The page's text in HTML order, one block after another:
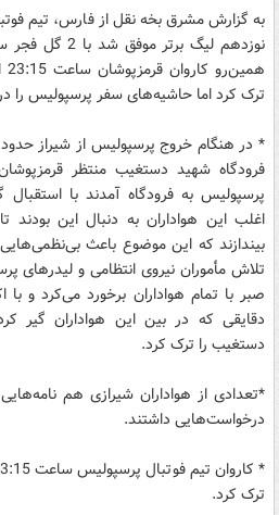
به گزارش مشرق بخه نقل از فارس، تیم
نوزدهم لیگ
ترک کرد اما حاشیه‌های سفر پرسپولیس را
فرودگاه شهید دستغیب منتظر
پرسپولیس به فرودگاه آمدند با استقبال
اغلب این هواداران به دنبال این
بیندازند که این موضوع باعث
تلاش مأموران نیروی انتظامی و لیدرهای
صبر با تمام هواداران برخورد می‌کرد و
دقایقی که در بین این هواداران گیر
دستغیب را ترک کرد.
*تعدادی از هواداران شیرازی هم
درخواست‌هایی داشتند.
ترک کرد.